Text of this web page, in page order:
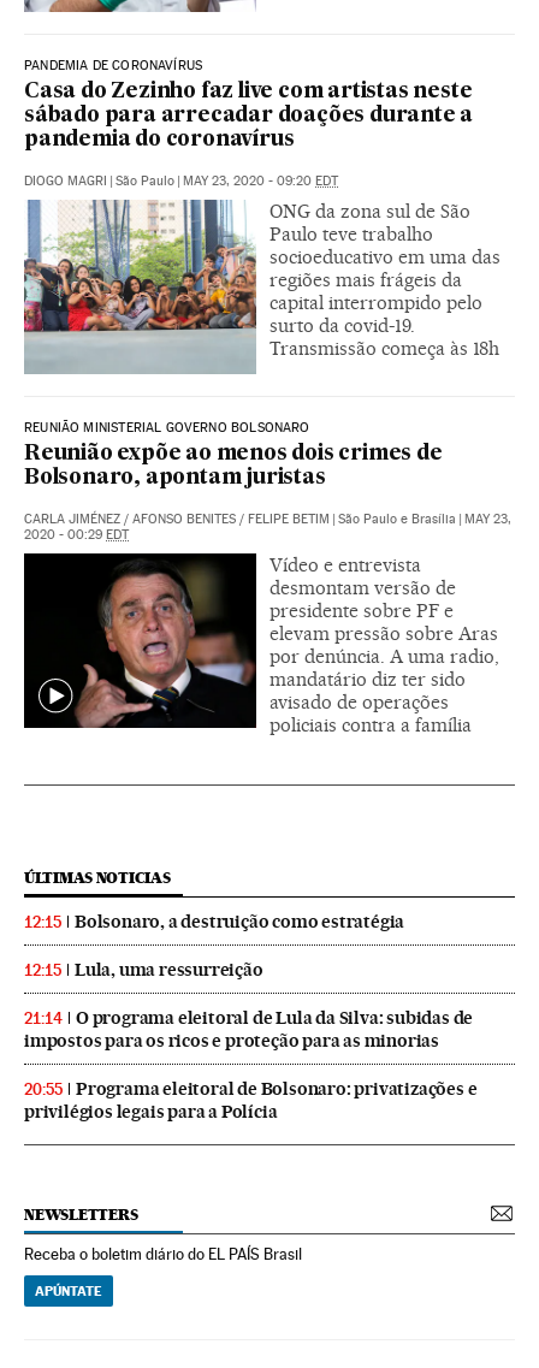
PANDEMIA DE CORONAVÍRUS
Casa do Zezinho faz live com artistas neste
sábado para arrecadar doações durante a
pandemia do coronavírus
DIOGO MAGRI | São Paulo | MAY 23, 2020 - 09:20 EDT
ONG da zona sul de São
Paulo teve trabalho
socioeducativo em uma das
regiões mais frágeis da
capital interrompido pelo
surto da covid-19.
Transmissão começa às 18h
REUNIÃO MINISTERIAL GOVERNO BOLSONARO
Reunião expõe ao menos dois crimes de
Bolsonaro, apontam juristas
CARLA JIMÉNEZ / AFONSO BENITES / FELIPE BETIM | São Paulo e Brasília | MAY 23,
2020 - 00:29 EDT
Vídeo e entrevista
desmontam versão de
presidente sobre PF e
elevam pressão sobre Aras
por denúncia. A uma radio,
mandatário diz ter sido
avisado de operações
policiais contra a família
ÚLTIMAS NOTICIAS
12:15 Bolsonaro, a destruição como estratégia
12:15 Lula, uma ressurreição
21:14
O programa eleitoral de Lula da Silva: subidas de
impostos para os ricos e proteção para as minorias
20:55
Programa eleitoral de Bolsonaro: privatizações e
privilégios legais para a Polícia
NEWSLETTERS
Receba o boletim diário do EL PAÍS Brasil
APÚNTATE